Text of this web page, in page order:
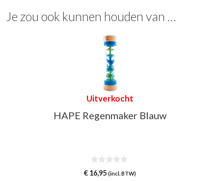
Je zou ook kunnen houden van …
Uitverkocht
HAPE Regenmaker Blauw
0
v
€ 16,95 (incl. BTW)